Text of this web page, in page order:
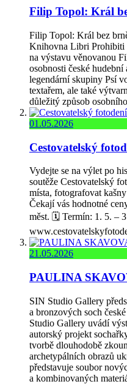
Filip Topol: Král
Filip Topol: Král bez
Knihovna Libri Prohibiti
na výstavu věnovanou
osobnosti české
legendární skupiny Psí
textařem, ale také
důležitý způsob
01.05.2026
Cestovatelský
Vydejte se na výlet po
soutěže Cestovatelský
místa, fotografovat
Čekají vás hodnotné
měst. 🗓️ Termín: 1. 5. –
21.05.2026
PAULINA
SIN Studio Gallery
a bronzových soch
Studio Gallery uvádí
autorský projekt
tvorbě dlouhodobě
archetypálních obrazů
představuje soubor
a kombinovaných